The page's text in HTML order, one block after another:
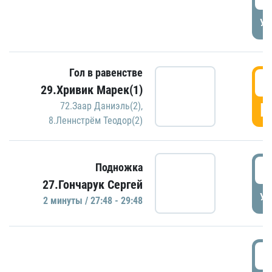
Гол в равенстве
29.Хривик Марек(1)
72.Заар Даниэль(2),
8.Леннстрём Теодор(2)
Подножка
27.Гончарук Сергей
2 минуты / 27:48 - 29:48